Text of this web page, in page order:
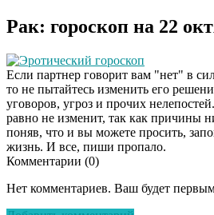
Рак: гороскоп на 22
Эротический гороскоп
Если партнер говорит вам "нет" в
то не пытайтесь изменить его
уговоров, угроз и прочих
равно не изменит, так как причины
поняв, что и вы можете просить,
жизнь. И все, пиши пропало.
Комментарии (0)
Нет комментариев. Ваш будет
Даже самый
исчезнет с корнем,